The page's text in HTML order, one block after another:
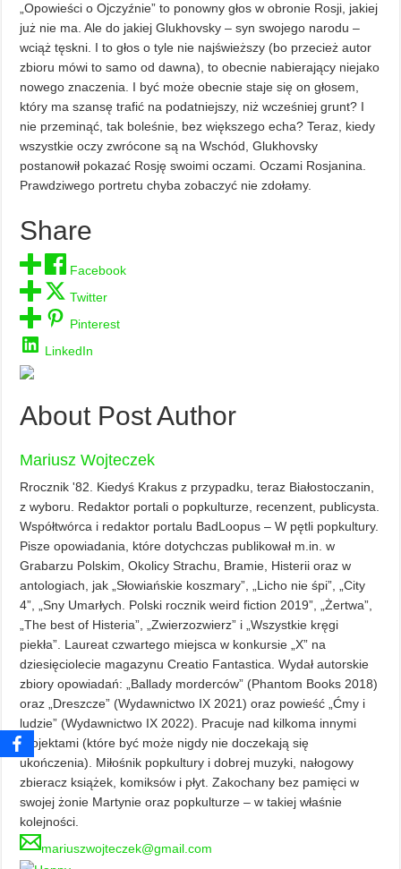
„Opowieści o Ojczyźnie” to ponowny głos w obronie Rosji, jakiej
już nie ma. Ale do jakiej Glukhovsky – syn swojego narodu –
wciąż tęskni. I to głos o tyle nie najświeższy (bo przecież autor
zbioru mówi to samo od dawna), to obecnie nabierający niejako
nowego znaczenia. I być może obecnie staje się on głosem,
który ma szansę trafić na podatniejszy, niż wcześniej grunt? I
nie przeminąć, tak boleśnie, bez większego echa? Teraz, kiedy
wszystkie oczy zwrócone są na Wschód, Glukhovsky
postanowił pokazać Rosję swoimi oczami. Oczami Rosjanina.
Prawdziwego portretu chyba zobaczyć nie zdołamy.
Share
Facebook
Twitter
Pinterest
LinkedIn
About Post Author
Mariusz Wojteczek
Rrocznik '82. Kiedyś Krakus z przypadku, teraz Białostoczanin,
z wyboru. Redaktor portali o popkulturze, recenzent, publicysta.
Współtwórca i redaktor portalu BadLoopus – W pętli popkultury.
Pisze opowiadania, które dotychczas publikował m.in. w
Grabarzu Polskim, Okolicy Strachu, Bramie, Histerii oraz w
antologiach, jak „Słowiańskie koszmary”, „Licho nie śpi”, „City
4”, „Sny Umarłych. Polski rocznik weird fiction 2019”, „Żertwa”,
„The best of Histeria”, „Zwierzozwierz” i „Wszystkie kręgi
piekła”. Laureat czwartego miejsca w konkursie „X” na
dziesięciolecie magazynu Creatio Fantastica. Wydał autorskie
zbiory opowiadań: „Ballady morderców” (Phantom Books 2018)
oraz „Dreszcze” (Wydawnictwo IX 2021) oraz powieść „Ćmy i
ludzie” (Wydawnictwo IX 2022). Pracuje nad kilkoma innymi
projektami (które być może nigdy nie doczekają się
ukończenia). Miłośnik popkultury i dobrej muzyki, nałogowy
zbieracz książek, komiksów i płyt. Zakochany bez pamięci w
swojej żonie Martynie oraz popkulturze – w takiej właśnie
kolejności.
mariuszwojteczek@gmail.com